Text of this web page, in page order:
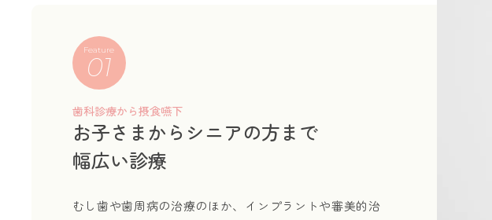
Feature
01
歯科診療から摂食嚥下
お子さまからシニアの方まで
幅広い診療
むし歯や歯周病の治療のほか、インプラントや審美的治